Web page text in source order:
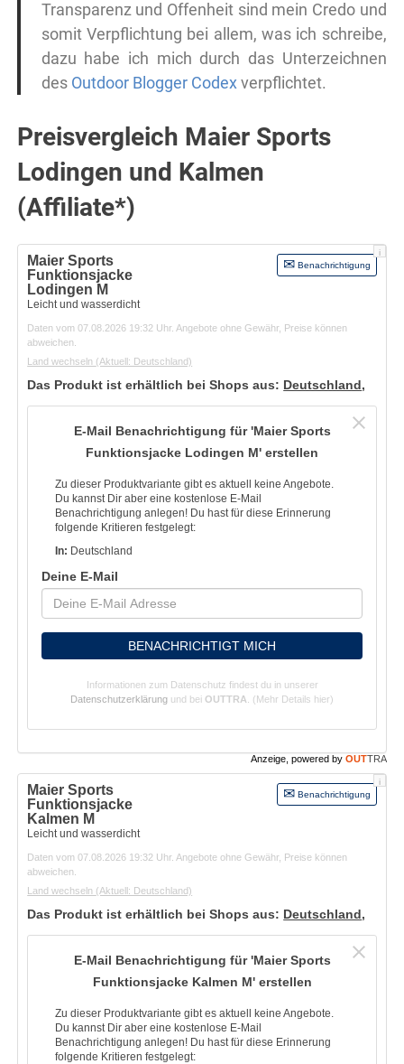
Transparenz und Offenheit sind mein Credo und
somit Verpflichtung bei allem, was ich schreibe,
dazu habe ich mich durch das Unterzeichnen
des Outdoor Blogger Codexverpflichtet.
Preisvergleich Maier Sports
Lodingen und Kalmen
(Affiliate*)
i
Maier Sports
Funktionsjacke
Lodingen M
Benachrichtigung
Leicht und wasserdicht
Daten vom 07.08.2026 19:32 Uhr. Angebote ohne Gewähr, Preise können
abweichen.
Land wechseln (Aktuell: Deutschland)
Das Produkt ist erhältlich bei Shops aus: Deutschland,
E-Mail Benachrichtigung für 'Maier Sports
Funktionsjacke Lodingen M' erstellen
Zu dieser Produktvariante gibt es aktuell keine Angebote.
Du kannst Dir aber eine kostenlose E-Mail
Benachrichtigung anlegen! Du hast für diese Erinnerung
folgende Kritieren festgelegt:
In: Deutschland
Deine E-Mail
BENACHRICHTIGT MICH
Informationen zum Datenschutz findest du in unserer
Datenschutzerklärung und bei OUTTRA (Mehr Details hier)
Anzeige, powered by OUTTRA
i
Maier Sports
Funktionsjacke
Kalmen M
Benachrichtigung
Leicht und wasserdicht
Daten vom 07.08.2026 19:32 Uhr. Angebote ohne Gewähr, Preise können
abweichen.
Land wechseln (Aktuell: Deutschland)
Das Produkt ist erhältlich bei Shops aus: Deutschland,
E-Mail Benachrichtigung für 'Maier Sports
Funktionsjacke Kalmen M' erstellen
Zu dieser Produktvariante gibt es aktuell keine Angebote.
Du kannst Dir aber eine kostenlose E-Mail
Benachrichtigung anlegen! Du hast für diese Erinnerung
folgende Kritieren festgelegt: